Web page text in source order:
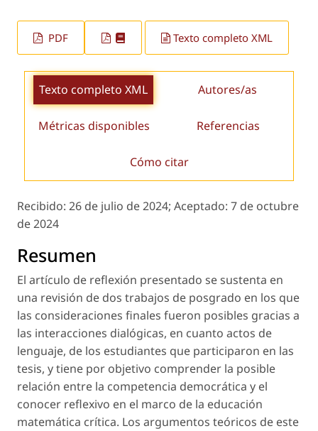
PDF Texto completo XML
Texto completo XML Autores/as
Métricas disponibles Referencias
Cómo citar
Recibido: 26 de julio de 2024; Aceptado: 7 de octubre
de 2024
Resumen
El artículo de reflexión presentado se sustenta en
una revisión de dos trabajos de posgrado en los que
las consideraciones finales fueron posibles gracias a
las interacciones dialógicas, en cuanto actos de
lenguaje, de los estudiantes que participaron en las
tesis, y tiene por objetivo comprender la posible
relación entre la competencia democrática y el
conocer reflexivo en el marco de la educación
matemática crítica. Los argumentos teóricos de este